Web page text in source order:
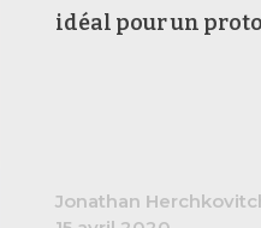
idéal pour un
Jonathan